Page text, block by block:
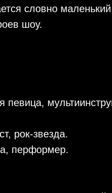
словно
шоу.
рок-звезда.
перформер.